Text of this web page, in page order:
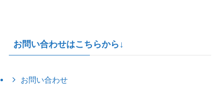
お問い合わせはこちらから↓
お問い合わせ